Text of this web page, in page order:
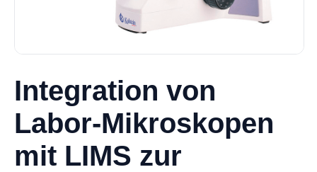
Integration von
Labor-Mikroskopen
mit LIMS zur